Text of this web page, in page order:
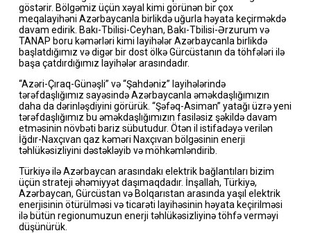
göstərir. Bölgəmiz üçün xəyal kimi görünən bir çox
meqalayihəni Azərbaycanla birlikdə uğurla həyata keçirməkdə
davam edirik. Bakı-Tbilisi-Ceyhan, Bakı-Tbilisi-Ərzurum və
TANAP boru kəmərləri kimi layihələr Azərbaycanla birlikdə
başlatdığımız və digər bir dost ölkə Gürcüstanın da töhfələri ilə
başa çatdırdığımız layihələr arasındadır.
“Azəri-Çıraq-Günəşli” və “Şahdəniz” layihələrində
tərəfdaşlığımız sayəsində Azərbaycanla əməkdaşlığımızın
daha da dərinləşdiyini görürük. “Şəfəq-Asiman” yatağı üzrə yeni
tərəfdaşlığımız bu əməkdaşlığımızın fasiləsiz şəkildə davam
etməsinin növbəti bariz sübutudur. Ötən il istifadəyə verilən
İğdır-Naxçıvan qaz kəməri Naxçıvan bölgəsinin enerji
təhlükəsizliyini dəstəkləyib və möhkəmləndirib.
Türkiyə ilə Azərbaycan arasındakı elektrik bağlantıları bizim
üçün strateji əhəmiyyət daşımaqdadır. İnşallah, Türkiyə,
Azərbaycan, Gürcüstan və Bolqarıstan arasında yaşıl elektrik
enerjisinin ötürülməsi və ticarəti layihəsinin həyata keçirilməsi
ilə bütün regionumuzun enerji təhlükəsizliyinə töhfə verməyi
düşünürük.